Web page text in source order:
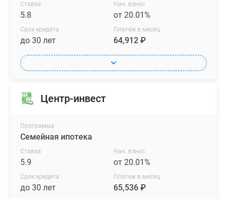
Ставка
5.8
Нач. взнос
от 20.01%
Срок кредита
до 30 лет
Платеж в месяц
64,912 ₽
Центр-инвест
Программа
Семейная ипотека
Ставка
5.9
Нач. взнос
от 20.01%
Срок кредита
до 30 лет
Платеж в месяц
65,536 ₽